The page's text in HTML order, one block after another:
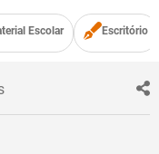
Escolar Escritório
MAIS BUSCADOS